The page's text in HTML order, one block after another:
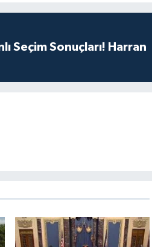
Seçim Sonuçları! Harran